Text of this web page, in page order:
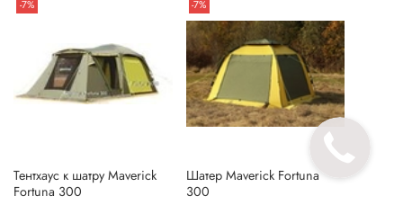
-7%
Тентхаус к шатру Maverick
Fortuna 300
-7%
Шатер Maverick Fortuna
300